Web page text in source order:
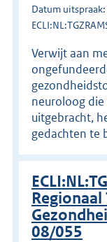
Datum
Verwijt aan
neuroloog die
uitgebracht,
gedachten te
08/055